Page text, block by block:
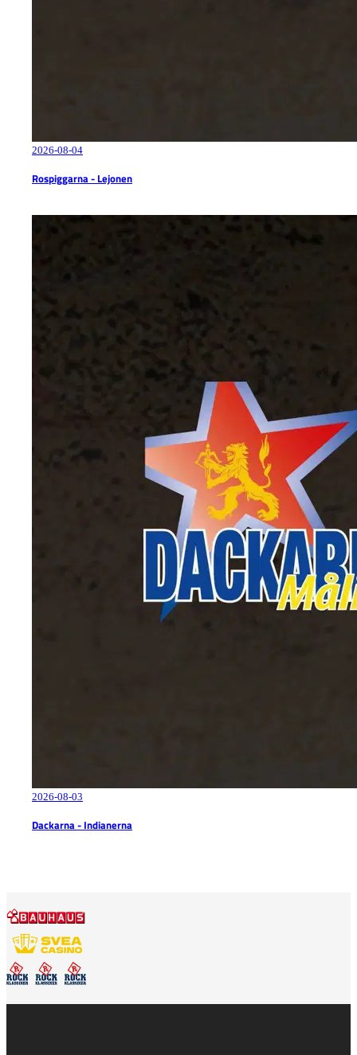
2026-08-04
Rospiggarna - Lejonen
2026-08-03
Dackarna - Indianerna